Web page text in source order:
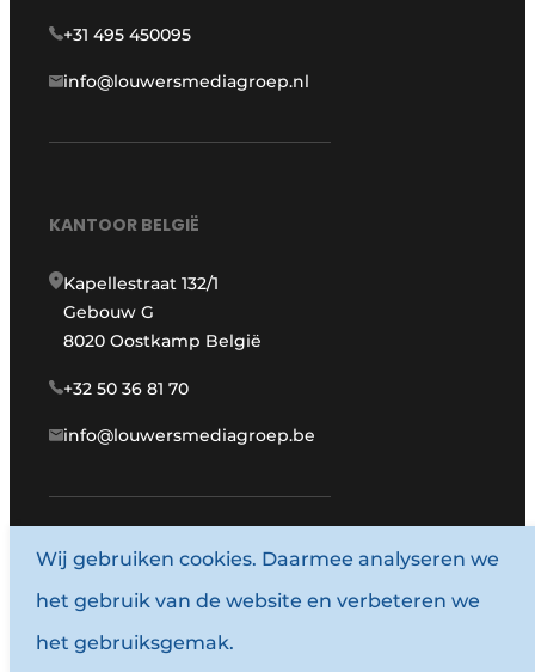
+31 495 450095
info@louwersmediagroep.nl
KANTOOR BELGIË
Kapellestraat 132/1
Gebouw G
8020 Oostkamp België
+32 50 36 81 70
info@louwersmediagroep.be
www.louwersmediagroep.com
© 1987 - 2026 Louwersmediagroep.
Algemene voorwaarden
Wij gebruiken cookies. Daarmee analyseren we
het gebruik van de website en verbeteren we
het gebruiksgemak.